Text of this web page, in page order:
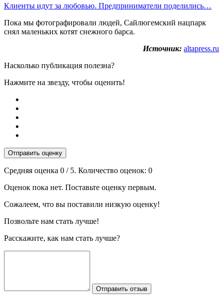
Клиенты идут за любовью. Предприниматели поделились…
Пока мы фотографировали людей, Сайлюгемский нацпарк
снял маленьких котят снежного барса.
Источник: altapress.ru
Насколько публикация полезна?
Нажмите на звезду, чтобы оценить!
Отправить оценку
Средняя оценка 0 / 5. Количество оценок: 0
Оценок пока нет. Поставьте оценку первым.
Сожалеем, что вы поставили низкую оценку!
Позвольте нам стать лучше!
Расскажите, как нам стать лучше?
Отправить отзыв